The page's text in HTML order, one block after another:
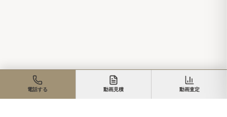
電話する 動画見積 動画査定